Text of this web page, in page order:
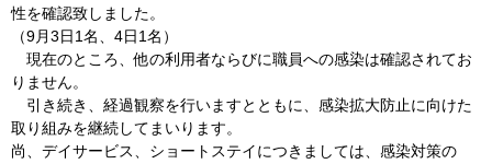
性を確認致しました。
（9月3日1名、4日1名）
現在のところ、他の利用者ならびに職員への感染は確認されてお
りません。
引き続き、経過観察を行いますとともに、感染拡大防止に向けた
取り組みを継続してまいります。
尚、デイサービス、ショートステイにつきましては、感染対策の